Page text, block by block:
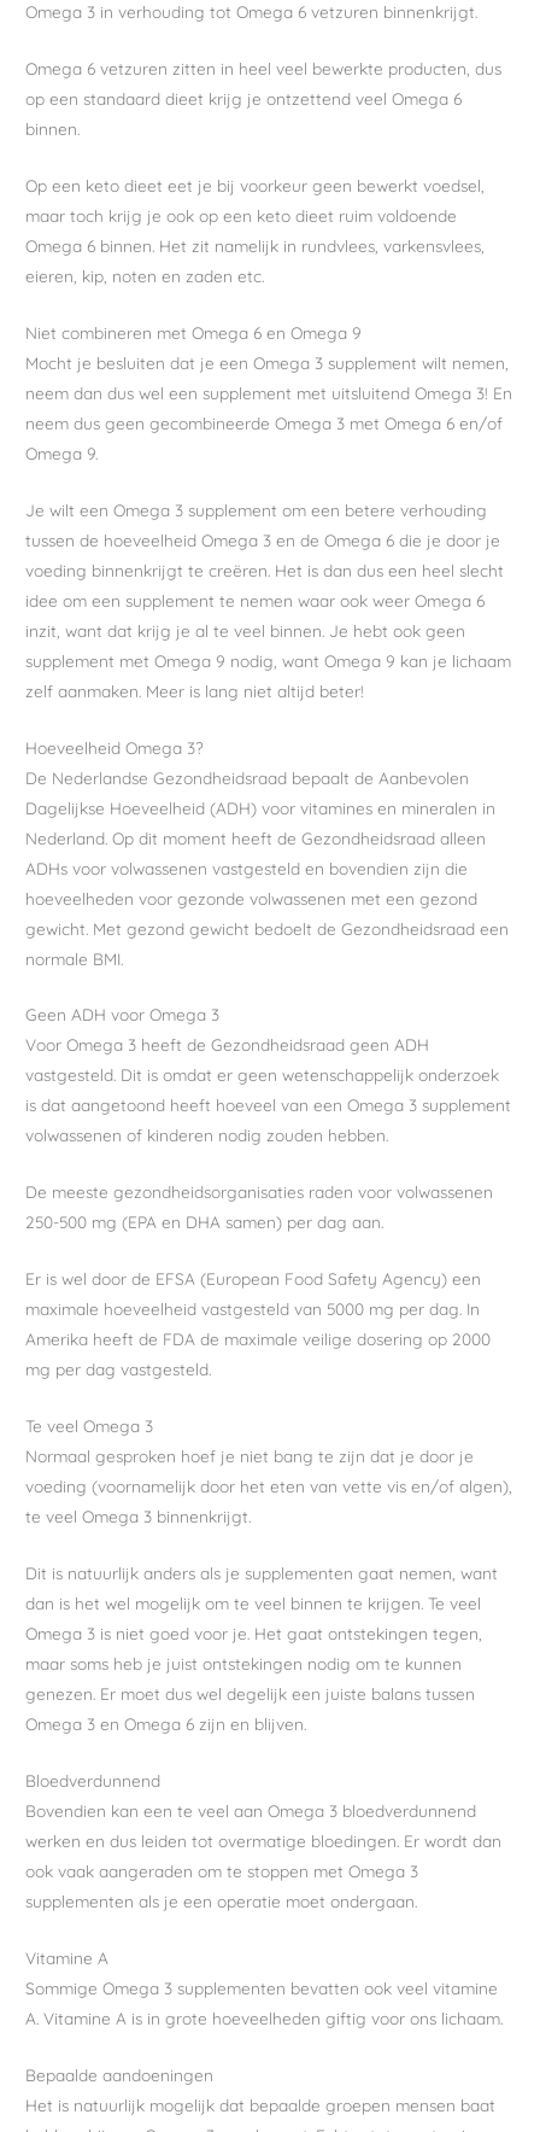
Omega 3 in verhouding tot Omega 6 vetzuren binnenkrijgt.
Omega 6 vetzuren zitten in heel veel bewerkte producten, dus
op een standaard dieet krijg je ontzettend veel Omega 6
binnen.
Op een keto dieet eet je bij voorkeur geen bewerkt voedsel,
maar toch krijg je ook op een keto dieet ruim voldoende
Omega 6 binnen. Het zit namelijk in rundvlees, varkensvlees,
eieren, kip, noten en zaden etc.
Niet combineren met Omega 6 en Omega 9
Mocht je besluiten dat je een Omega 3 supplement wilt nemen,
neem dan dus wel een supplement met uitsluitend Omega 3! En
neem dus geen gecombineerde Omega 3 met Omega 6 en/of
Omega 9.
Je wilt een Omega 3 supplement om een betere verhouding
tussen de hoeveelheid Omega 3 en de Omega 6 die je door je
voeding binnenkrijgt te creëren. Het is dan dus een heel slecht
idee om een supplement te nemen waar ook weer Omega 6
inzit, want dat krijg je al te veel binnen. Je hebt ook geen
supplement met Omega 9 nodig, want Omega 9 kan je lichaam
zelf aanmaken. Meer is lang niet altijd beter!
Hoeveelheid Omega 3?
De Nederlandse Gezondheidsraad bepaalt de Aanbevolen
Dagelijkse Hoeveelheid (ADH) voor vitamines en mineralen in
Nederland. Op dit moment heeft de Gezondheidsraad alleen
ADHs voor volwassenen vastgesteld en bovendien zijn die
hoeveelheden voor gezonde volwassenen met een gezond
gewicht. Met gezond gewicht bedoelt de Gezondheidsraad een
normale BMI.
Geen ADH voor Omega 3
Voor Omega 3 heeft de Gezondheidsraad geen ADH
vastgesteld. Dit is omdat er geen wetenschappelijk onderzoek
is dat aangetoond heeft hoeveel van een Omega 3 supplement
volwassenen of kinderen nodig zouden hebben.
De meeste gezondheidsorganisaties raden voor volwassenen
250-500 mg (EPA en DHA samen) per dag aan.
Er is wel door de EFSA (European Food Safety Agency) een
maximale hoeveelheid vastgesteld van 5000 mg per dag. In
Amerika heeft de FDA de maximale veilige dosering op 2000
mg per dag vastgesteld.
Te veel Omega 3
Normaal gesproken hoef je niet bang te zijn dat je door je
voeding (voornamelijk door het eten van vette vis en/of algen),
te veel Omega 3 binnenkrijgt.
Dit is natuurlijk anders als je supplementen gaat nemen, want
dan is het wel mogelijk om te veel binnen te krijgen. Te veel
Omega 3 is niet goed voor je. Het gaat ontstekingen tegen,
maar soms heb je juist ontstekingen nodig om te kunnen
genezen. Er moet dus wel degelijk een juiste balans tussen
Omega 3 en Omega 6 zijn en blijven.
Bloedverdunnend
Bovendien kan een te veel aan Omega 3 bloedverdunnend
werken en dus leiden tot overmatige bloedingen. Er wordt dan
ook vaak aangeraden om te stoppen met Omega 3
supplementen als je een operatie moet ondergaan.
Vitamine A
Sommige Omega 3 supplementen bevatten ook veel vitamine
A. Vitamine A is in grote hoeveelheden giftig voor ons lichaam.
Bepaalde aandoeningen
Het is natuurlijk mogelijk dat bepaalde groepen mensen baat